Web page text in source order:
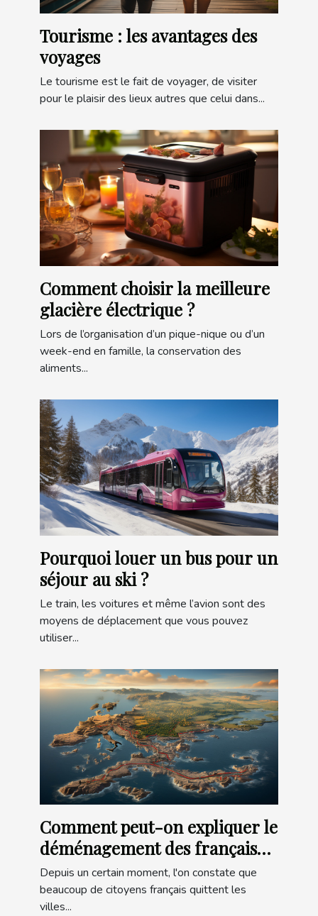
Tourisme : les avantages des
voyages
Le tourisme est le fait de voyager, de visiter
pour le plaisir des lieux autres que celui dans...
Comment choisir la meilleure
glacière électrique ?
Lors de l’organisation d’un pique-nique ou d’un
week-end en famille, la conservation des
aliments...
Pourquoi louer un bus pour un
séjour au ski ?
Le train, les voitures et même l’avion sont des
moyens de déplacement que vous pouvez
utiliser...
Comment peut-on expliquer le
déménagement des français
vers la Bretagne ?
Depuis un certain moment, l'on constate que
beaucoup de citoyens français quittent les
villes...